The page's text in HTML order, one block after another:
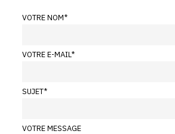
VOTRE NOM*
VOTRE E-MAIL*
SUJET*
VOTRE MESSAGE